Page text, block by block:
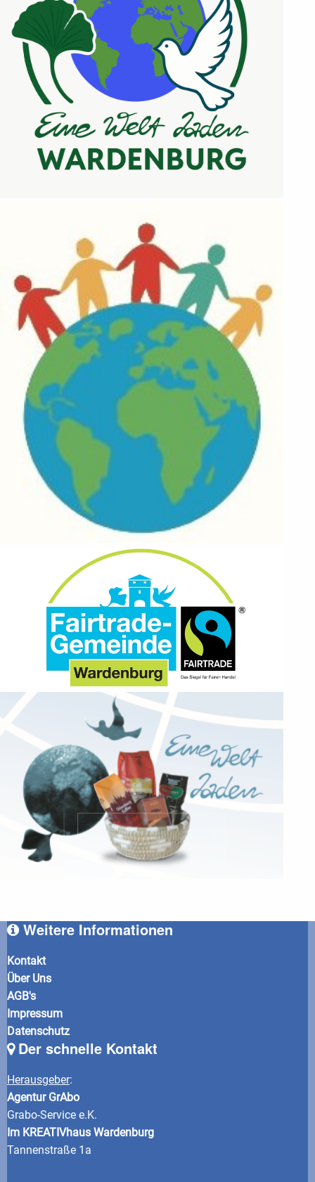
Weitere Informationen
Kontakt
Über Uns
AGB's
Impressum
Datenschutz
Der schnelle Kontakt
Herausgeber:
Agentur GrAbo
Grabo-Service e.K.
Im KREATIVhaus Wardenburg
Tannenstraße 1a